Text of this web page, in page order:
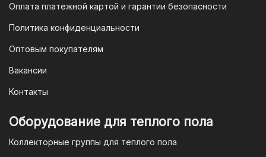
3. Оплата по QR-коду
— это QR-код. После оформления
заказа мы предоставим вам
уникальный QR-код, который можно
приложении вашего банка. Это быстро,
удобно и безопасно.
Оплата платежной картой и гарантии безопасности
Политика конфиденциальности
Оптовым покупателям
Вакансии
Контакты
Оборудование для теплого пола
Коллекторные группы для теплого пола